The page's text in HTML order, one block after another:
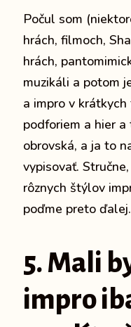
Počul som
hrách, filmoch,
hrách,
muzikáli a potom
a impro v
podforiem a hier
obrovská, a ja to
vypisovať.
rôznych štýlov
poďme preto ďalej.
5. Mali
impro